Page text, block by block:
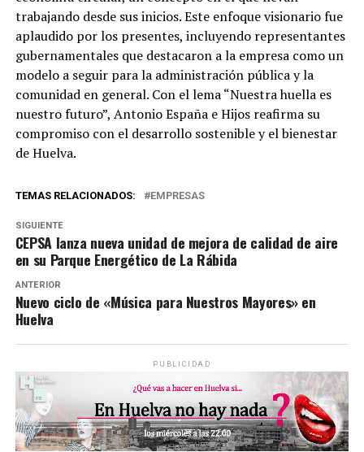
trabajando desde sus inicios. Este enfoque visionario fue
aplaudido por los presentes, incluyendo representantes
gubernamentales que destacaron a la empresa como un
modelo a seguir para la administración pública y la
comunidad en general. Con el lema “Nuestra huella es
nuestro futuro”, Antonio España e Hijos reafirma su
compromiso con el desarrollo sostenible y el bienestar
de Huelva.
TEMAS RELACIONADOS: EMPRESAS
SIGUIENTE
CEPSA lanza nueva unidad de mejora de calidad de aire
en su Parque Energético de La Rábida
ANTERIOR
Nuevo ciclo de «Música para Nuestros Mayores» en
Huelva
PUBLICIDAD